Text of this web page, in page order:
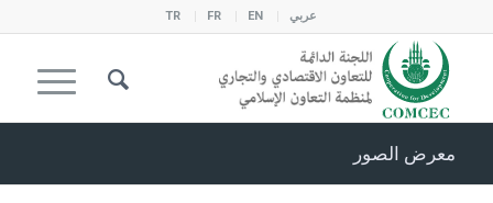
عربي EN
FR
TR
معرض الصور